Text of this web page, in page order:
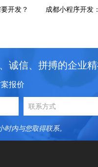
开发？
成都小程序开发
诚信、拼搏的企业
报价
内与您取得联系。